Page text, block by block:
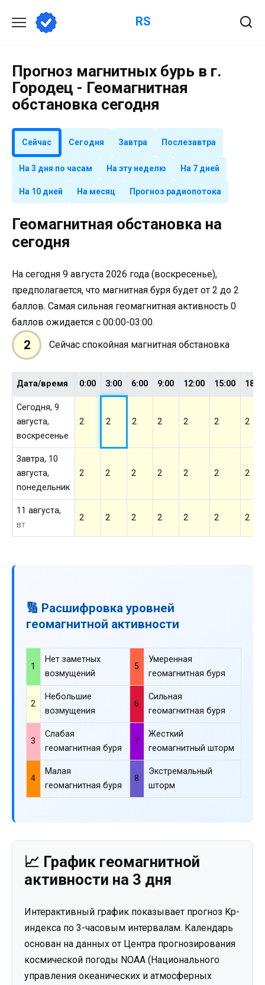
содержанию
RS
Прогноз магнитных бурь в г.
Городец - Геомагнитная
обстановка сегодня
Сейчас Сегодня Завтра Послезавтра
На 3 дня по часам На эту неделю На 7 дней
На 10 дней На месяц Прогноз радиопотока
Геомагнитная обстановка на
сегодня
На сегодня 9 августа 2026 года (воскресенье),
предполагается, что магнитная буря будет от 2 до 2
баллов. Самая сильная геомагнитная активность 0
баллов ожидается с 00:00-03:00.
2 Сейчас спокойная магнитная обстановка
Дата/время 0:00 3:00 6:00 9:00 12:00 15:00
Сегодня, 9
августа,
воскресенье
2 2 2 2 2 2 2
Завтра, 10
августа,
понедельник
2 2 2 2 2 2 2
11 августа,
вт
2 2 2 2 2 2 2
🔢 Расшифровка уровней
геомагнитной активности
1
Нет заметных
возмущений
5
Умеренная
геомагнитная буря
2
Небольшие
возмущения
6
Сильная
геомагнитная буря
3
Слабая
геомагнитная буря
7
Жесткий
геомагнитный шторм
4
Малая
геомагнитная буря
8
Экстремальный
шторм
📈 График геомагнитной
активности на 3 дня
Интерактивный график показывает прогноз Kp-
индекса по 3-часовым интервалам. Календарь
основан на данных от Центра прогнозирования
космической погоды NOAA (Национального
управления океанических и атмосферных